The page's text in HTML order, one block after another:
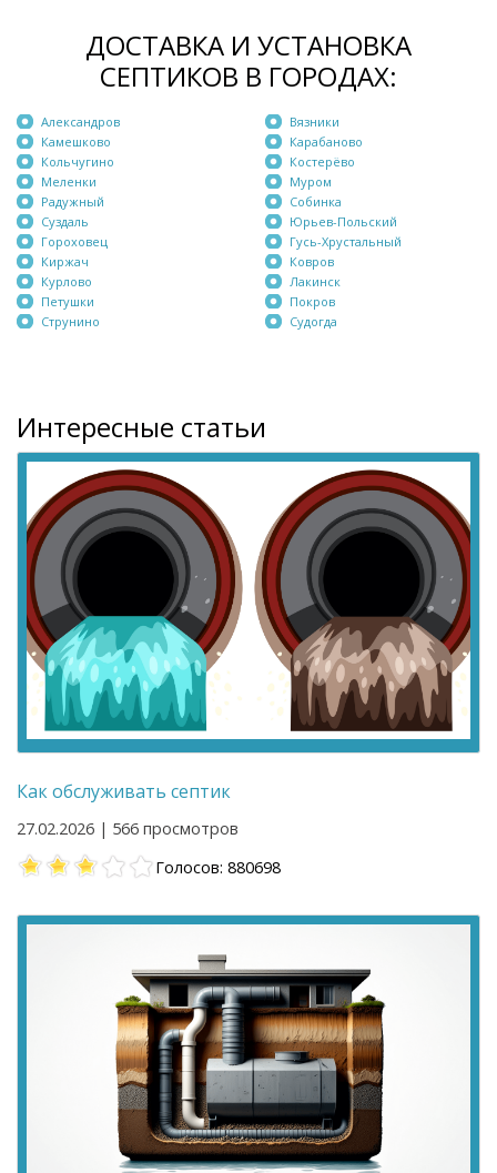
ДОСТАВКА И УСТАНОВКА
СЕПТИКОВ В ГОРОДАХ:
Александров
Камешково
Кольчугино
Меленки
Радужный
Суздаль
Вязники
Карабаново
Костерёво
Муром
Собинка
Юрьев-Польский
Гороховец
Киржач
Курлово
Петушки
Струнино
Гусь-Хрустальный
Ковров
Лакинск
Покров
Судогда
Интересные статьи
Как обслуживать септик
27.02.2026 | 566 просмотров
Голосов: 880698